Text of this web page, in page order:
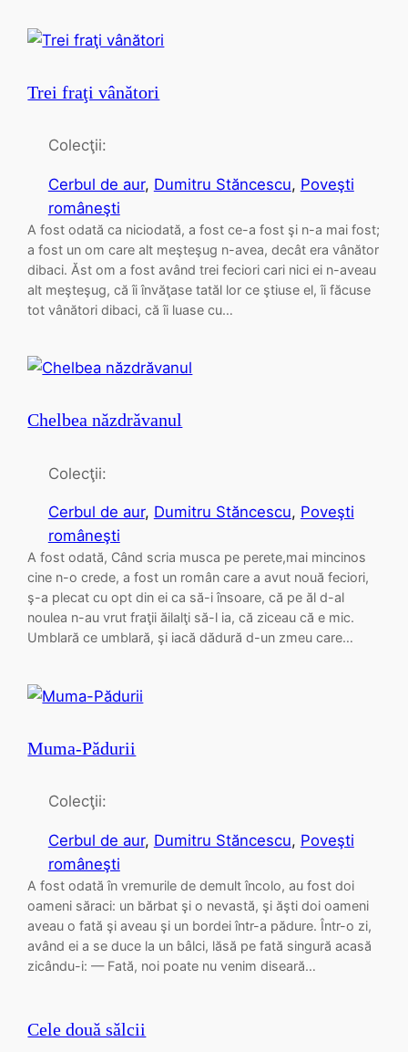
Trei fraţi vânători
Colecţii:
Cerbul de aur, Dumitru Stăncescu, Poveşti
româneşti
A fost odată ca niciodată, a fost ce-a fost şi n-a mai fost;
a fost un om care alt meşteşug n-avea, decât era vânător
dibaci. Ăst om a fost având trei feciori cari nici ei n-aveau
alt meşteşug, că îi învăţase tatăl lor ce ştiuse el, îi făcuse
tot vânători dibaci, că îi luase cu…
Chelbea năzdrăvanul
Colecţii:
Cerbul de aur, Dumitru Stăncescu, Poveşti
româneşti
A fost odată, Când scria musca pe perete,mai mincinos
cine n-o crede, a fost un român care a avut nouă feciori,
ş-a plecat cu opt din ei ca să-i însoare, că pe ăl d-al
noulea n-au vrut fraţii ăilalţi să-l ia, că ziceau că e mic.
Umblară ce umblară, şi iacă dădură d-un zmeu care…
Muma-Pădurii
Colecţii:
Cerbul de aur, Dumitru Stăncescu, Poveşti
româneşti
A fost odată în vremurile de demult încolo, au fost doi
oameni săraci: un bărbat şi o nevastă, şi ăşti doi oameni
aveau o fată şi aveau şi un bordei într-a pădure. Într-o zi,
având ei a se duce la un bâlci, lăsă pe fată singură acasă
zicându-i: — Fată, noi poate nu venim diseară…
Cele două sălcii